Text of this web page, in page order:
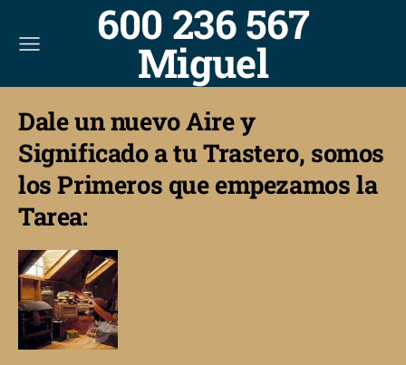
600 236 567
Miguel
Dale un nuevo Aire y
Significado a tu Trastero, somos
los Primeros que empezamos la
Tarea: